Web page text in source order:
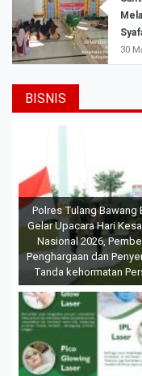
30
BISNIS
Polres Tulang Bawang
Gelar Upacara Hari
Nasional 2026,
Penghargaan dan
Tanda kehormatan